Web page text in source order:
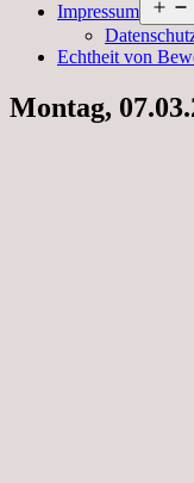
Impressum
Echtheit von
Montag,